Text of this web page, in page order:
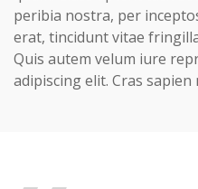
peribia nostra, per
erat, tincidunt vitae
Quis autem velum iure
adipiscing elit. Cras